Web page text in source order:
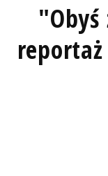
"Obyś